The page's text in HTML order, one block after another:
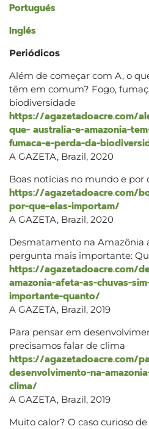
Portugués
Inglés
Periódicos
Além de começar com A, o
têm em comum? Fogo,
biodiversidade
https://agazetadoacre.com/
que- australia-e-amazonia-
fumaca-e-perda-da-
A GAZETA, Brazil, 2020
Boas notícias no mundo e
https://agazetadoacre.com/
por-que-elas-importam/
A GAZETA, Brazil, 2020
Desmatamento na Amazônia
pergunta mais importante:
https://agazetadoacre.com/
amazonia-afeta-as-chuvas-
importante-quanto/
A GAZETA, Brazil, 2019
Para pensar em
precisamos falar de clima
https://agazetadoacre.com/
desenvolvimento-na-
clima/
A GAZETA, Brazil, 2019
Muito calor? O caso curioso